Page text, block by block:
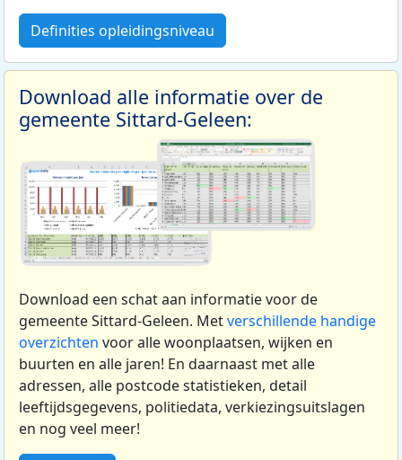
Definities opleidingsniveau
Download alle informatie over de
gemeente Sittard-Geleen:
Download een schat aan informatie voor de
gemeente Sittard-Geleen. Metverschillende handige
overzichten voor alle woonplaatsen, wijken en
buurten en alle jaren! En daarnaast met alle
adressen, alle postcode statistieken, detail
leeftijdsgegevens, politiedata, verkiezingsuitslagen
en nog veel meer!